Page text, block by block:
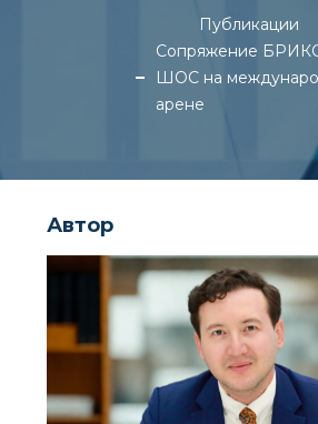
Публикации
Сопряжение
ШОС на
арене
Автор